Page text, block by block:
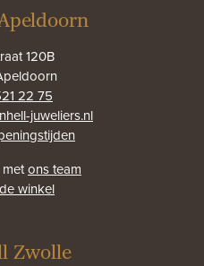
120B
22 75
juweliers.nl
ons team
de winkel
Zwolle